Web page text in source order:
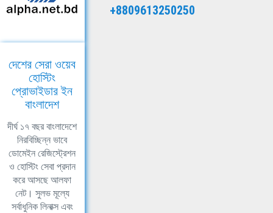
+8809613250250
দেশের সেরা ওয়েব
হোস্টিং
প্রোভাইডার ইন
বাংলাদেশ
দীর্ঘ ১৭ বছর বাংলাদেশে
নিরবিচ্ছিন্ন ভাবে
ডোমেইন রেজিস্ট্রেশন
ও হোস্টিং সেবা প্রদান
করে আসছে আলফা
নেট। সুলভ মূল্যে
সর্বাধুনিক লিনাক্স এবং